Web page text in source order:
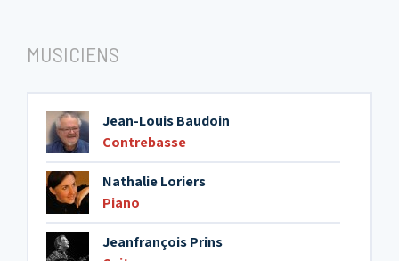
MUSICIENS
Jean-Louis Baudoin
Contrebasse
Nathalie Loriers
Piano
Jeanfrançois Prins